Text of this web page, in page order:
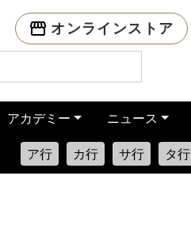
オンラインストア
アカデミー ニュース
ア行 カ行 サ行 タ行